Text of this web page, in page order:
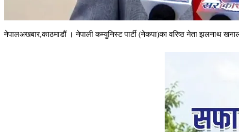
नेपालअखबार,काठमाडौं । नेपाली कम्युनिस्ट पार्टी (नेकपा)का वरिष्ठ नेता झलनाथ